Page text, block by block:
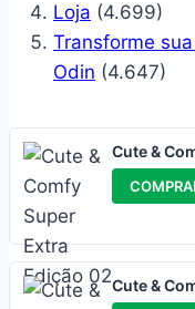
Loja (4.699)
Transforme
Odin (4.647)
Cute &
Cute &